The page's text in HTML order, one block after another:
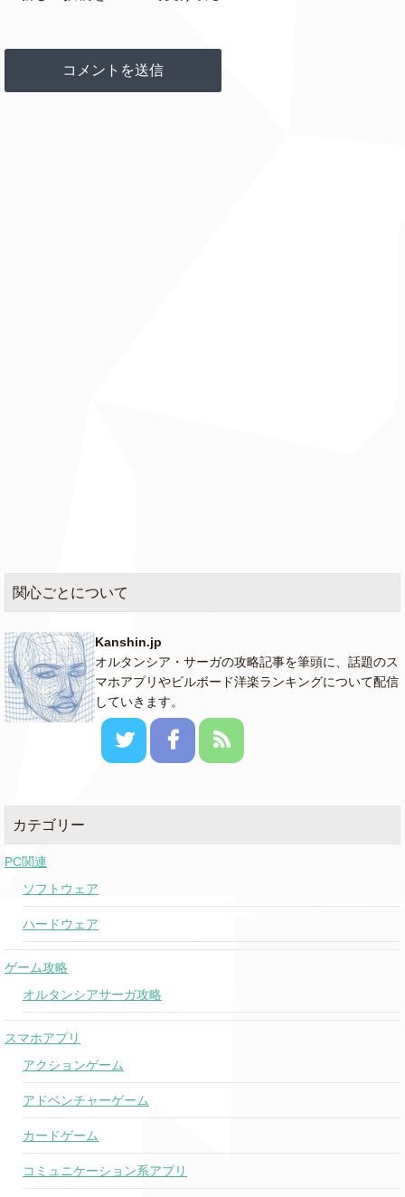
関心ごとについて
Kanshin.jp
オルタンシア・サーガの攻略記事を筆頭に、話題のス
マホアプリやビルボード洋楽ランキングについて配信
していきます。
カテゴリー
PC関連
ソフトウェア
ハードウェア
ゲーム攻略
オルタンシアサーガ攻略
スマホアプリ
アクションゲーム
アドベンチャーゲーム
カードゲーム
コミュニケーション系アプリ